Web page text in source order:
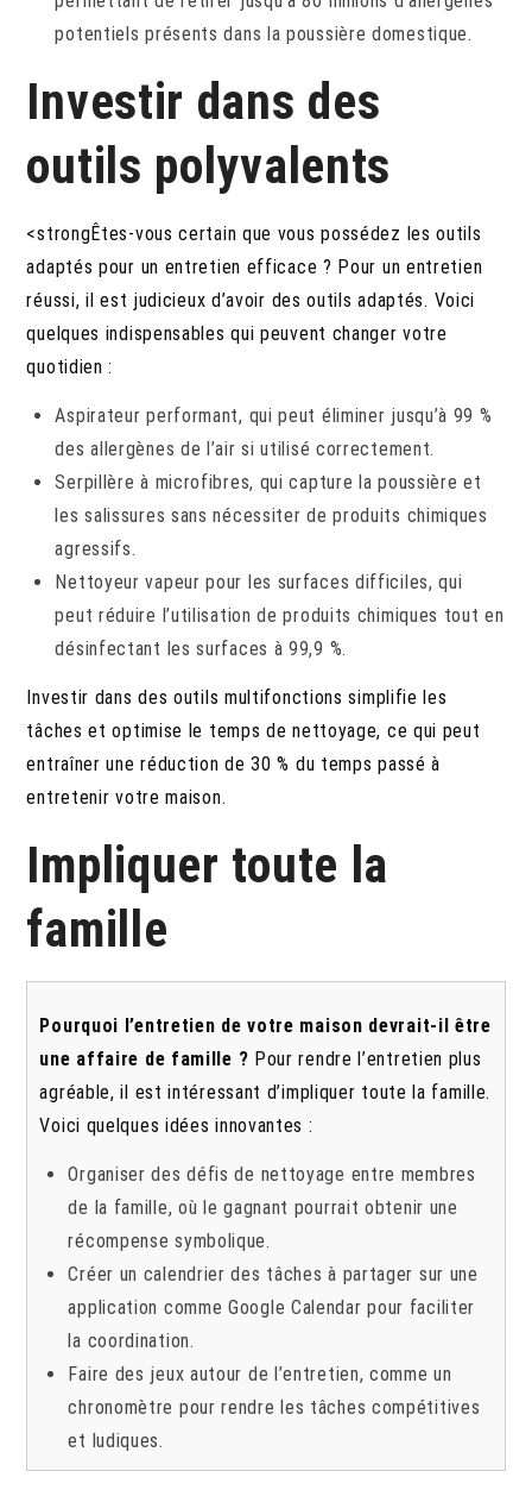
potentiels présents dans la poussière domestique.
Investir dans des
outils polyvalents
<strongÊtes-vous certain que vous possédez les outils
adaptés pour un entretien efficace ? Pour un entretien
réussi, il est judicieux d’avoir des outils adaptés. Voici
quelques indispensables qui peuvent changer votre
quotidien :
Aspirateur performant, qui peut éliminer jusqu’à 99 %
des allergènes de l’air si utilisé correctement.
Serpillère à microfibres, qui capture la poussière et
les salissures sans nécessiter de produits chimiques
agressifs.
Nettoyeur vapeur pour les surfaces difficiles, qui
peut réduire l’utilisation de produits chimiques tout en
désinfectant les surfaces à 99,9 %.
Investir dans des outils multifonctions simplifie les
tâches et optimise le temps de nettoyage, ce qui peut
entraîner une réduction de 30 % du temps passé à
entretenir votre maison.
Impliquer toute la
famille
Pourquoi l’entretien de votre maison devrait-il être
une affaire de famille ? Pour rendre l’entretien plus
agréable, il est intéressant d’impliquer toute la famille.
Voici quelques idées innovantes :
Organiser des défis de nettoyage entre membres
de la famille, où le gagnant pourrait obtenir une
récompense symbolique.
Créer un calendrier des tâches à partager sur une
application comme Google Calendar pour faciliter
la coordination.
Faire des jeux autour de l’entretien, comme un
chronomètre pour rendre les tâches compétitives
et ludiques.